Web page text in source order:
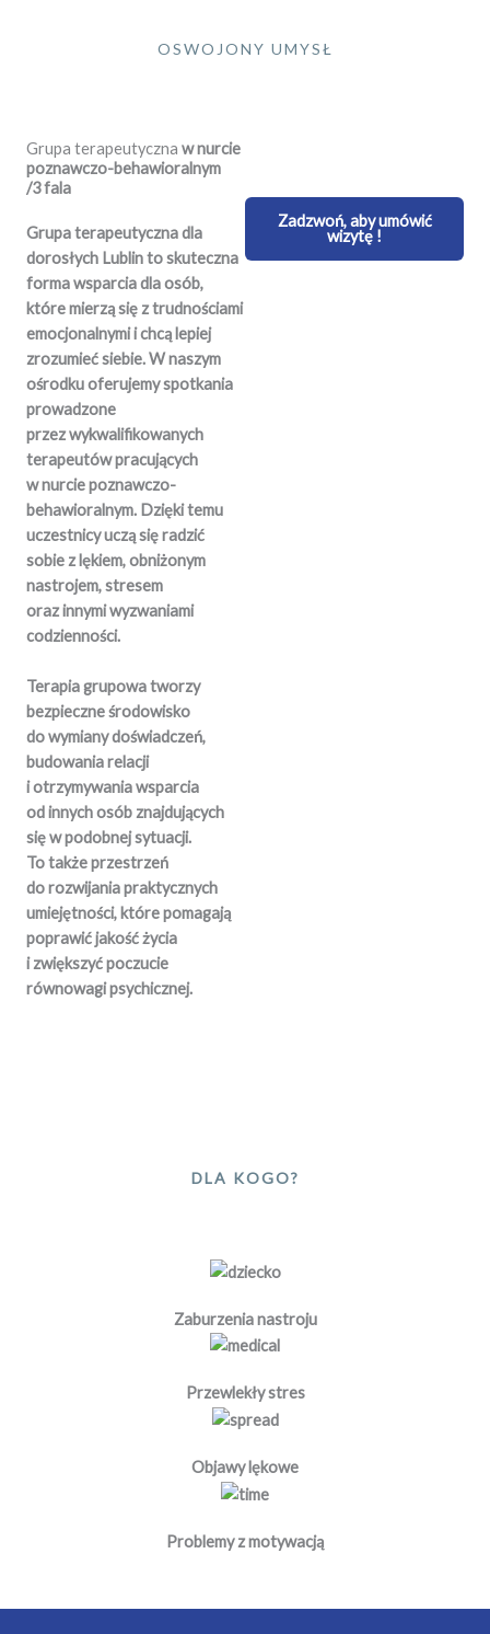
OSWOJONY UMYSŁ
Zadzwoń, aby umówić
wizytę !
Grupa terapeutyczna w nurcie
poznawczo-behawioralnym
/3 fala
Grupa terapeutyczna dla
dorosłych Lublin to skuteczna
forma wsparcia dla osób,
które mierzą się z trudnościami
emocjonalnymi i chcą lepiej
zrozumieć siebie. W naszym
ośrodku oferujemy spotkania
prowadzone
przez wykwalifikowanych
terapeutów pracujących
w nurcie poznawczo-
behawioralnym. Dzięki temu
uczestnicy uczą się radzić
sobie z lękiem, obniżonym
nastrojem, stresem
oraz innymi wyzwaniami
codzienności.
Terapia grupowa tworzy
bezpieczne środowisko
do wymiany doświadczeń,
budowania relacji
i otrzymywania wsparcia
od innych osób znajdujących
się w podobnej sytuacji.
To także przestrzeń
do rozwijania praktycznych
umiejętności, które pomagają
poprawić jakość życia
i zwiększyć poczucie
równowagi psychicznej.
DLA KOGO?
Zaburzenia nastroju
Przewlekły stres
Objawy lękowe
Problemy z motywacją